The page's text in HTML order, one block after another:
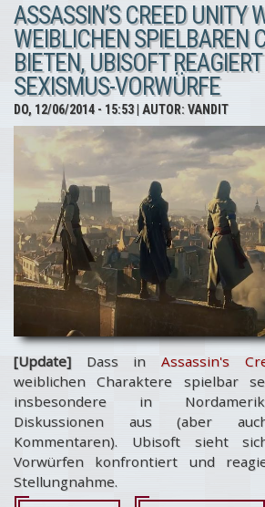
Unity -
Vorschau
-Video
von
PCGames
ASSASSIN’S CREED UNITY
WEIBLICHEN SPIELBAREN
BIETEN, UBISOFT
SEXISMUS-VORWÜRFE
DO, 12/06/2014 - 15:53| AUTOR:VANDIT
[Update]Dass in Assassin's
weiblichen Charaktere spielbar
insbesondere in
Diskussionen aus (aber
Kommentaren). Ubisoft sieht
Vorwürfen konfrontiert und
Stellungnahme.